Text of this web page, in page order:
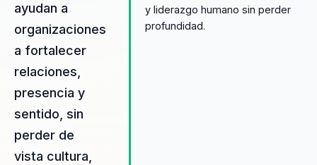
ayudan a
organizaciones
a fortalecer
relaciones,
presencia y
sentido, sin
perder de
vista cultura,
y liderazgo humano sin perder
profundidad.